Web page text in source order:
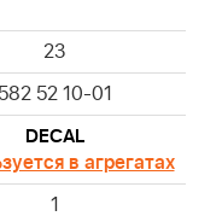
23
582 52 10-01
DECAL
в агрегатах
1